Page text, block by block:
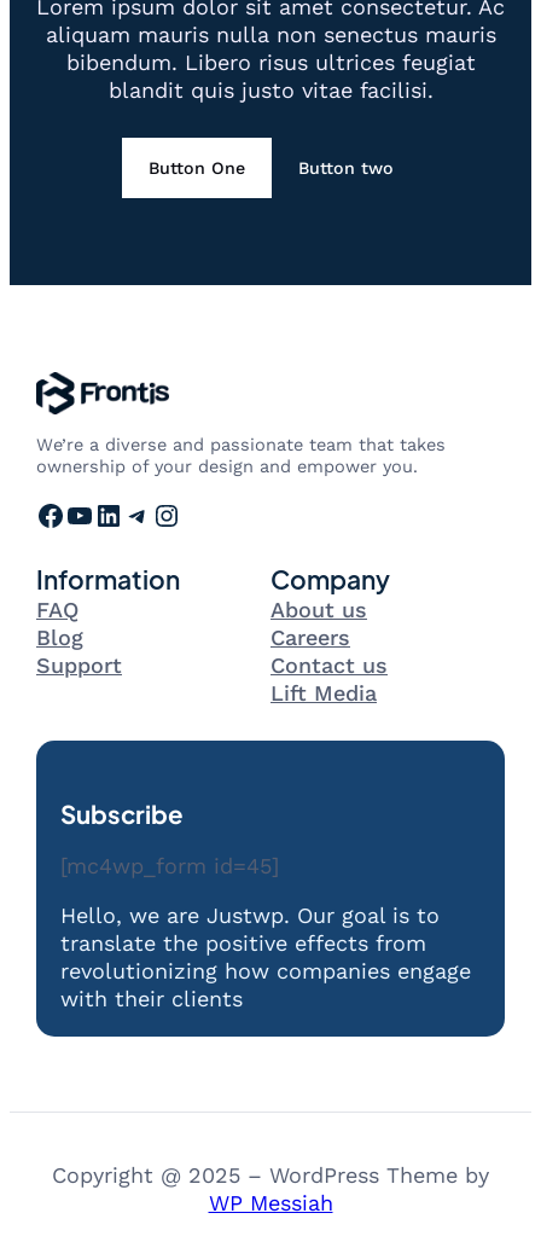
Lorem ipsum dolor sit amet consectetur. Ac
aliquam mauris nulla non senectus mauris
bibendum. Libero risus ultrices feugiat
blandit quis justo vitae facilisi.
Button One Button two
We’re a diverse and passionate team that takes
ownership of your design and empower you.
Facebook YouTube LinkedIn Telegram Instagram
Information
FAQ
Blog
Support
Company
About us
Careers
Contact us
Lift Media
Subscribe
[mc4wp_form id=45]
Hello, we are Justwp. Our goal is to
translate the positive effects from
revolutionizing how companies engage
with their clients
Copyright @ 2025 – WordPress Theme by
WP Messiah